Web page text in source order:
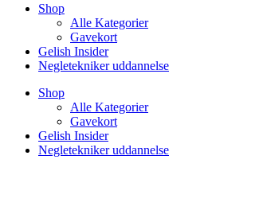
Shop
Alle Kategorier
Gavekort
Gelish Insider
Negletekniker uddannelse
Shop
Alle Kategorier
Gavekort
Gelish Insider
Negletekniker uddannelse